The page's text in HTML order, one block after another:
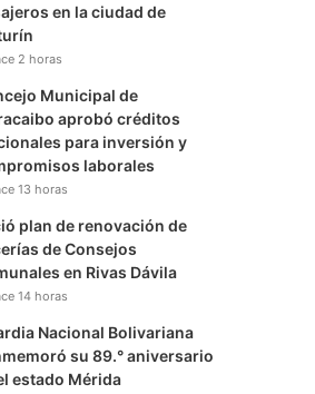
en la ciudad de
2 horas
Municipal de
aprobó créditos
para inversión y
laborales
13 horas
plan de renovación de
de Consejos
en Rivas Dávila
14 horas
Nacional Bolivariana
su 89.° aniversario
estado Mérida